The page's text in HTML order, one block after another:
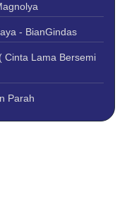
- BianGindas
Cinta Lama Bersemi
Parah